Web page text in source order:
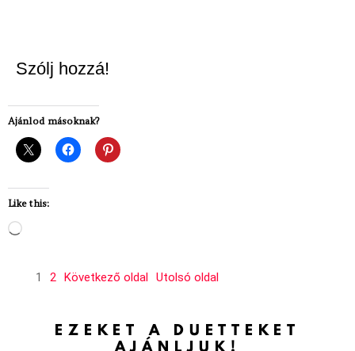
Szólj hozzá!
Ajánlod másoknak?
Like this:
1 2 Következő oldal Utolsó oldal
EZEKET A DUETTEKET